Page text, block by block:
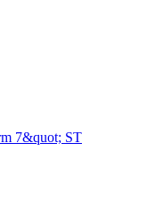
7&quot; ST